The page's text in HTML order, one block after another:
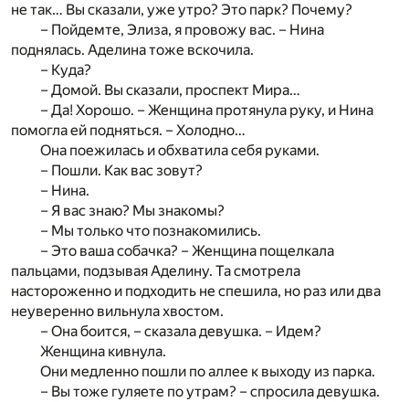
не так… Вы сказали, уже утро? Это парк? Почему?
– Пойдемте, Элиза, я провожу вас. – Нина
поднялась. Аделина тоже вскочила.
– Куда?
– Домой. Вы сказали, проспект Мира…
– Да! Хорошо. – Женщина протянула руку, и Нина
помогла ей подняться. – Холодно…
Она поежилась и обхватила себя руками.
– Пошли. Как вас зовут?
– Нина.
– Я вас знаю? Мы знакомы?
– Мы только что познакомились.
– Это ваша собачка? – Женщина пощелкала
пальцами, подзывая Аделину. Та смотрела
настороженно и подходить не спешила, но раз или два
неуверенно вильнула хвостом.
– Она боится, – сказала девушка. – Идем?
Женщина кивнула.
Они медленно пошли по аллее к выходу из парка.
– Вы тоже гуляете по утрам? – спросила девушка.